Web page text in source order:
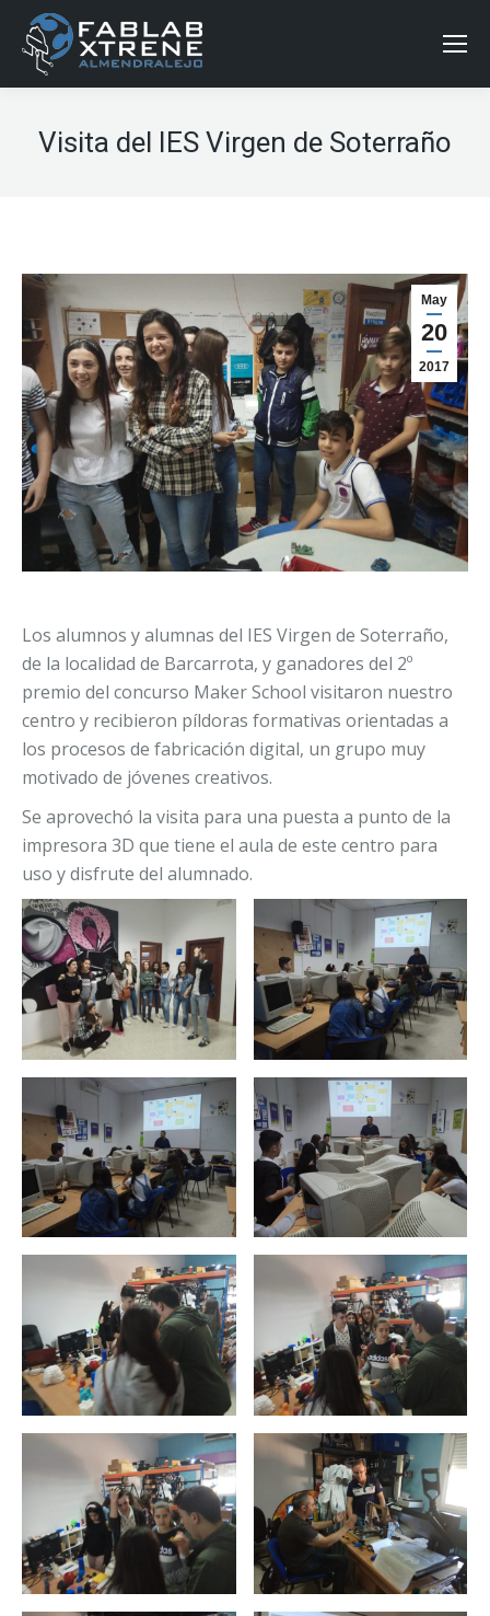
Visita del IES Virgen de Soterraño
May
20
2017
Los alumnos y alumnas del IES Virgen de Soterraño,
de la localidad de Barcarrota, y ganadores del 2º
premio del concurso Maker School visitaron nuestro
centro y recibieron píldoras formativas orientadas a
los procesos de fabricación digital, un grupo muy
motivado de jóvenes creativos.
Se aprovechó la visita para una puesta a punto de la
impresora 3D que tiene el aula de este centro para
uso y disfrute del alumnado.